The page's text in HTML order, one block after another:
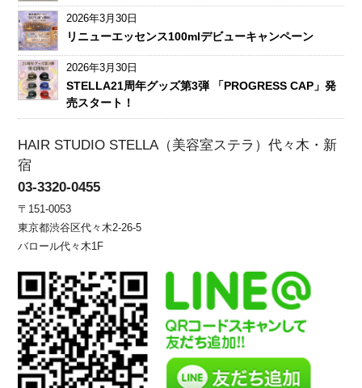
2026年3月30日
リニューエッセンス100mlデビューキャンペーン
2026年3月30日
STELLA21周年グッズ第3弾 「PROGRESS CAP」発
売スタート！
HAIR STUDIO STELLA（美容室ステラ）代々木・新
宿
03-3320-0455
〒151-0053
東京都渋谷区代々木2-26-5
バロール代々木1F